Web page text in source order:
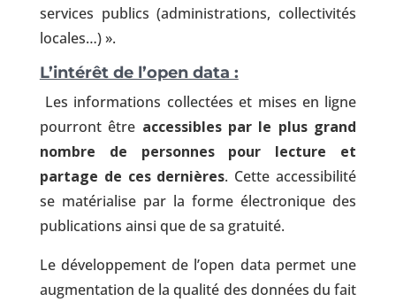
services publics (administrations, collectivités
locales…) ».
L’intérêt de l’open data :
Les informations collectées et mises en ligne
pourront être accessibles par le plus grand
nombre de personnes pour lecture et
partage de ces dernières. Cette accessibilité
se matérialise par la forme électronique des
publications ainsi que de sa gratuité.
Le développement de l’open data permet une
augmentation de la qualité des données du fait